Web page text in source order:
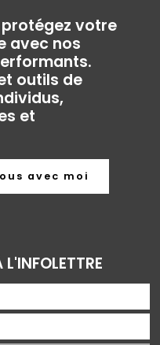
votre
avec nos
outils de
et
avec moi